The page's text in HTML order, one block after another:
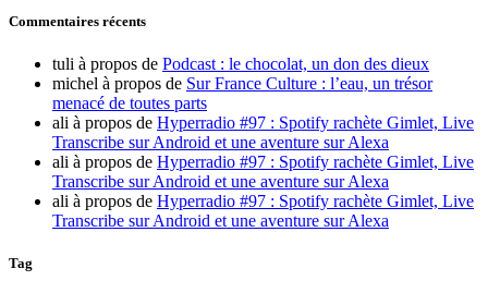
Commentaires récents
tuli à propos de Podcast : le chocolat, un don des dieux
michel à propos de Sur France Culture : l’eau, un trésor
menacé de toutes parts
ali à propos de Hyperradio #97 : Spotify rachète Gimlet, Live
Transcribe sur Android et une aventure sur Alexa
ali à propos de Hyperradio #97 : Spotify rachète Gimlet, Live
Transcribe sur Android et une aventure sur Alexa
ali à propos de Hyperradio #97 : Spotify rachète Gimlet, Live
Transcribe sur Android et une aventure sur Alexa
Tag